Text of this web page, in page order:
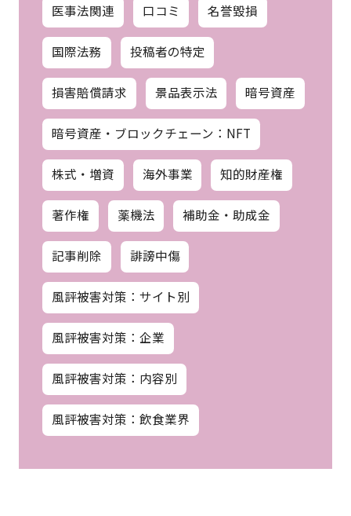
医事法関連 口コミ 名誉毀損
国際法務 投稿者の特定
損害賠償請求 景品表示法 暗号資産
暗号資産・ブロックチェーン：NFT
株式・増資 海外事業 知的財産権
著作権 薬機法 補助金・助成金
記事削除 誹謗中傷
風評被害対策：サイト別
風評被害対策：企業
風評被害対策：内容別
風評被害対策：飲食業界